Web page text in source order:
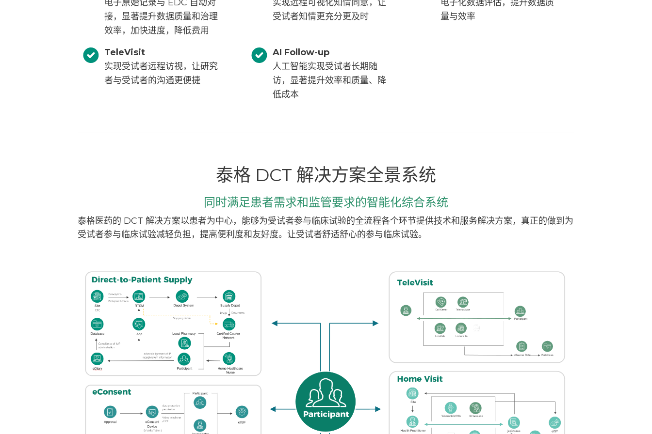
电子原始记录与 EDC 自动对
接，显著提升数据质量和治理
效率，加快进度，降低费用
实现远程可视化知情同意，让
受试者知情更充分更及时
电子化数据评估，提升数据质
量与效率
TeleVisit
实现受试者远程访视，让研究
者与受试者的沟通更便捷
AI Follow-up
人工智能实现受试者长期随
访，显著提升效率和质量、降
低成本
泰格 DCT 解决方案全景系统
同时满足患者需求和监管要求的智能化综合系统
泰格医药的 DCT 解决方案以患者为中心，能够为受试者参与临床试验的全流程各个环节提供技术和服务解决方案，真正的做到为
受试者参与临床试验减轻负担，提高便利度和友好度。让受试者舒适舒心的参与临床试验。